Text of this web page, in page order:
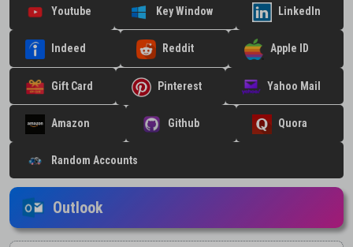
Youtube Key Window LinkedIn
Indeed Reddit Apple ID
Gift Card Pinterest Yahoo Mail
Amazon Github Quora
Random Accounts
Outlook